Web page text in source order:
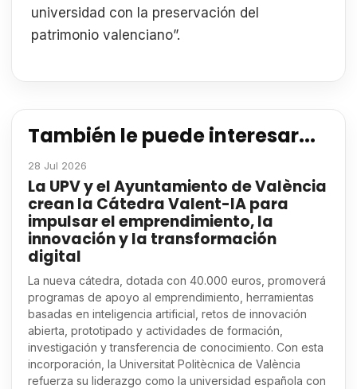
universidad con la preservación del
patrimonio valenciano”.
También le puede interesar...
28 Jul 2026
La UPV y el Ayuntamiento de València
crean la Cátedra Valent-IA para
impulsar el emprendimiento, la
innovación y la transformación
digital
La nueva cátedra, dotada con 40.000 euros, promoverá
programas de apoyo al emprendimiento, herramientas
basadas en inteligencia artificial, retos de innovación
abierta, prototipado y actividades de formación,
investigación y transferencia de conocimiento. Con esta
incorporación, la Universitat Politècnica de València
refuerza su liderazgo como la universidad española con